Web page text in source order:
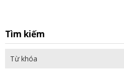
Tìm kiếm